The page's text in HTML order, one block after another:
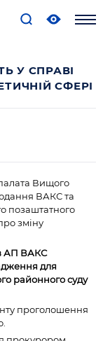
У СПРАВІ
СФЕРІ
Вищого
ВАКС та
позаштатного
зміну
АП ВАКС
для
районного суду
проголошення